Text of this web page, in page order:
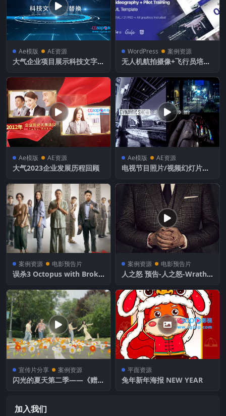
Ae模版 AE资源
大气企业项目展示科技文字动
WordPress 案例资源
无人机航拍摄像+飞行员培训
Ae模版 AE资源
大气2023企业发展历程回顾
Ae模版 AE资源
电视节目照片/视频幻灯片放
案例资源 电影预告片
误杀3 Octopus with Broke
案例资源 电影预告片
人之怒 预告-人之怒-Wrath o
宣传片分享 案例资源
闪光的夏天第二季——《赠予
平面资源
兔年新年海报 NEW YEAR
加入我们